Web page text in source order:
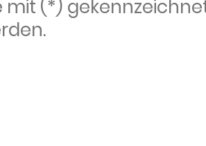
mit (*)